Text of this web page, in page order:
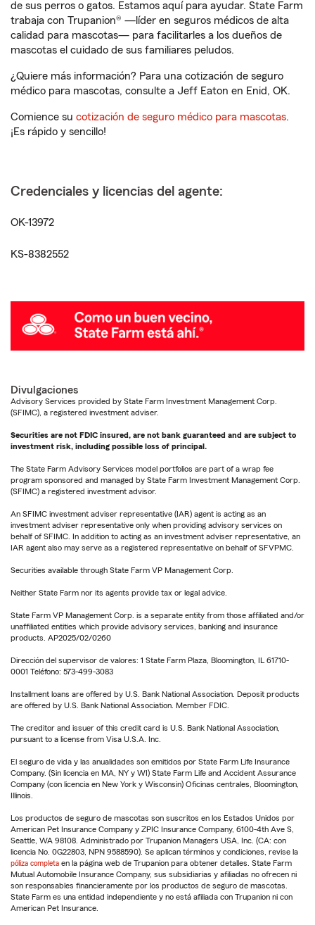
de sus perros o gatos. Estamos aquí para ayudar. State Farm
trabaja con Trupanion® —líder en seguros médicos de alta
calidad para mascotas— para facilitarles a los dueños de
mascotas el cuidado de sus familiares peludos.
¿Quiere más información? Para una cotización de seguro
médico para mascotas, consulte a Jeff Eaton en Enid, OK.
Comience su cotización de seguro médico para mascotas.
¡Es rápido y sencillo!
Credenciales y licencias del agente:
OK-13972
KS-8382552
Divulgaciones
Advisory Services provided by State Farm Investment Management Corp.
(SFIMC), a registered investment adviser.
Securities are not FDIC insured, are not bank guaranteed and are subject to
investment risk, including possible loss of principal.
The State Farm Advisory Services model portfolios are part of a wrap fee
program sponsored and managed by State Farm Investment Management Corp.
(SFIMC) a registered investment advisor.
An SFIMC investment adviser representative (IAR) agent is acting as an
investment adviser representative only when providing advisory services on
behalf of SFIMC. In addition to acting as an investment adviser representative, an
IAR agent also may serve as a registered representative on behalf of SFVPMC.
Securities available through State Farm VP Management Corp.
Neither State Farm nor its agents provide tax or legal advice.
State Farm VP Management Corp. is a separate entity from those affiliated and/or
unaffiliated entities which provide advisory services, banking and insurance
products. AP2025/02/0260
Dirección del supervisor de valores: 1 State Farm Plaza, Bloomington, IL 61710-
0001 Teléfono: 573-499-3083
Installment loans are offered by U.S. Bank National Association. Deposit products
are offered by U.S. Bank National Association. Member FDIC.
The creditor and issuer of this credit card is U.S. Bank National Association,
pursuant to a license from Visa U.S.A. Inc.
El seguro de vida y las anualidades son emitidos por State Farm Life Insurance
Company. (Sin licencia en MA, NY y WI) State Farm Life and Accident Assurance
Company (con licencia en New York y Wisconsin) Oficinas centrales, Bloomington,
Illinois.
Los productos de seguro de mascotas son suscritos en los Estados Unidos por
American Pet Insurance Company y ZPIC Insurance Company, 6100-4th Ave S,
Seattle, WA 98108. Administrado por Trupanion Managers USA, Inc. (CA: con
licencia No. 0G22803, NPN 9588590). Se aplican términos y condiciones, revise la
póliza completa en la página web de Trupanion para obtener detalles. State Farm
Mutual Automobile Insurance Company, sus subsidiarias y afiliadas no ofrecen ni
son responsables financieramente por los productos de seguro de mascotas.
State Farm es una entidad independiente y no está afiliada con Trupanion ni con
American Pet Insurance.